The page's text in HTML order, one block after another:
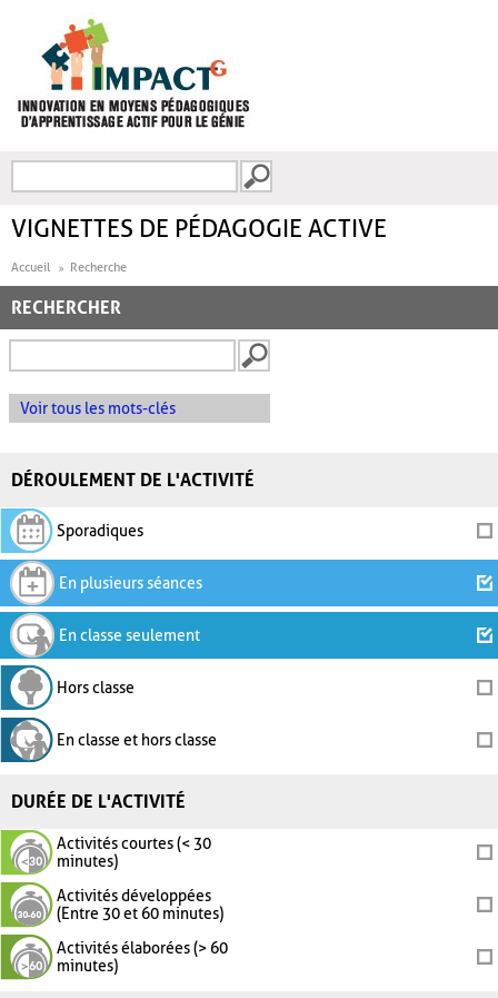
FORMULAIRE DE
VIGNETTES DE PÉDAGOGIE ACTIVE
Accueil Recherche
RECHERCHER
Voir tous les mots-clés
DÉROULEMENT DE L'ACTIVITÉ
Sporadiques
En plusieurs séances
En classe seulement
Hors classe
En classe et hors classe
DURÉE DE L'ACTIVITÉ
Activités courtes (< 30
minutes)
Activités développées
(Entre 30 et 60 minutes)
Activités élaborées (> 60
minutes)